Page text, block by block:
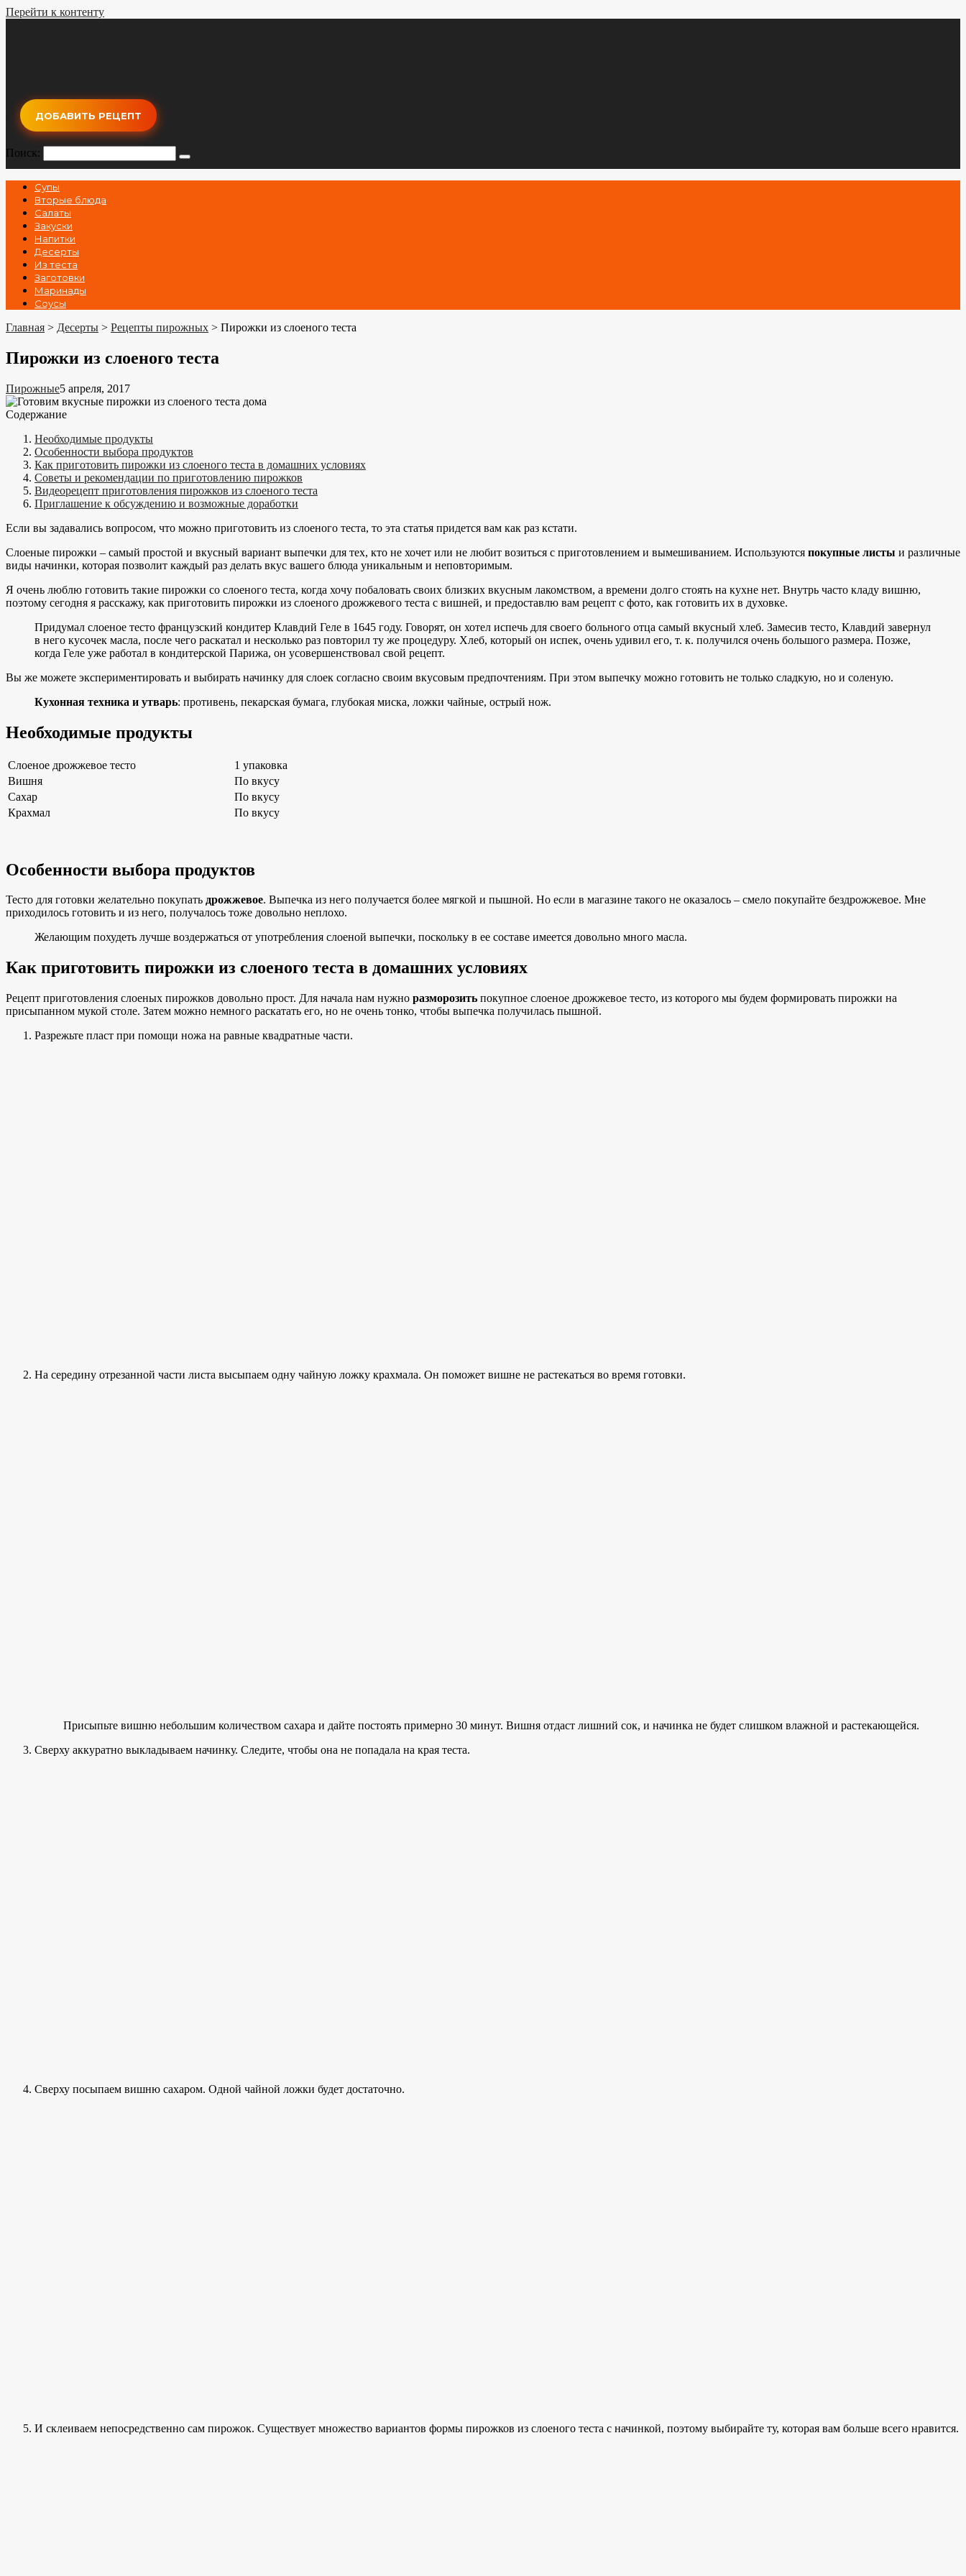
Перейти к контенту
ДОБАВИТЬ РЕЦЕПТ
Поиск:
Супы
Вторые блюда
Салаты
Закуски
Напитки
Десерты
Из теста
Заготовки
Маринады
Соусы
Главная > Десерты > Рецепты пирожных > Пирожки из слоеного теста
Пирожки из слоеного теста
Пирожные5 апреля, 2017
Содержание
Необходимые продукты
Особенности выбора продуктов
Как приготовить пирожки из слоеного теста в домашних условиях
Советы и рекомендации по приготовлению пирожков
Видеорецепт приготовления пирожков из слоеного теста
Приглашение к обсуждению и возможные доработки
Если вы задавались вопросом, что можно приготовить из слоеного теста, то эта статья придется вам как раз кстати.
Слоеные пирожки – самый простой и вкусный вариант выпечки для тех, кто не хочет или не любит возиться с приготовлением и вымешиванием. Используются покупные листы и различные
виды начинки, которая позволит каждый раз делать вкус вашего блюда уникальным и неповторимым.
Я очень люблю готовить такие пирожки со слоеного теста, когда хочу побаловать своих близких вкусным лакомством, а времени долго стоять на кухне нет. Внутрь часто кладу вишню,
поэтому сегодня я расскажу, как приготовить пирожки из слоеного дрожжевого теста с вишней, и предоставлю вам рецепт с фото, как готовить их в духовке.
Придумал слоеное тесто французский кондитер Клавдий Геле в 1645 году. Говорят, он хотел испечь для своего больного отца самый вкусный хлеб. Замесив тесто, Клавдий завернул
в него кусочек масла, после чего раскатал и несколько раз повторил ту же процедуру. Хлеб, который он испек, очень удивил его, т. к. получился очень большого размера. Позже,
когда Геле уже работал в кондитерской Парижа, он усовершенствовал свой рецепт.
Вы же можете экспериментировать и выбирать начинку для слоек согласно своим вкусовым предпочтениям. При этом выпечку можно готовить не только сладкую, но и соленую.
Кухонная техника и утварь: противень, пекарская бумага, глубокая миска, ложки чайные, острый нож.
Необходимые продукты
Слоеное дрожжевое тесто
1 упаковка
Вишня
По вкусу
Сахар
По вкусу
Крахмал
По вкусу
Особенности выбора продуктов
Тесто для готовки желательно покупать дрожжевое. Выпечка из него получается более мягкой и пышной. Но если в магазине такого не оказалось – смело покупайте бездрожжевое. Мне
приходилось готовить и из него, получалось тоже довольно неплохо.
Желающим похудеть лучше воздержаться от употребления слоеной выпечки, поскольку в ее составе имеется довольно много масла.
Как приготовить пирожки из слоеного теста в домашних условиях
Рецепт приготовления слоеных пирожков довольно прост. Для начала нам нужно разморозить покупное слоеное дрожжевое тесто, из которого мы будем формировать пирожки на
присыпанном мукой столе. Затем можно немного раскатать его, но не очень тонко, чтобы выпечка получилась пышной.
Разрежьте пласт при помощи ножа на равные квадратные части.
На середину отрезанной части листа высыпаем одну чайную ложку крахмала. Он поможет вишне не растекаться во время готовки.
Присыпьте вишню небольшим количеством сахара и дайте постоять примерно 30 минут. Вишня отдаст лишний сок, и начинка не будет слишком влажной и растекающейся.
Сверху аккуратно выкладываем начинку. Следите, чтобы она не попадала на края теста.
Сверху посыпаем вишню сахаром. Одной чайной ложки будет достаточно.
И склеиваем непосредственно сам пирожок. Существует множество вариантов формы пирожков из слоеного теста с начинкой, поэтому выбирайте ту, которая вам больше всего нравится.